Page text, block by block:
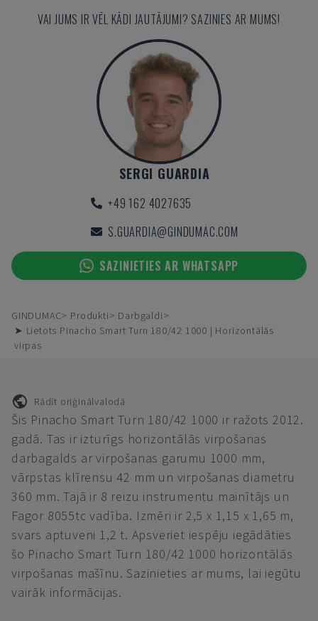
VAI JUMS IR VĒL KĀDI JAUTĀJUMI? SAZINIES AR MUMS!
SERGI GUARDIA
+49 162 4027635
S.GUARDIA@GINDUMAC.COM
SAZINIETIES AR WHATSAPP
GINDUMAC Produkti
Darbgaldi
➤ Lietots Pinacho Smart Turn 180/42 1000 | Horizontālās
virpas
Rādīt oriģinālvalodā
Šis Pinacho Smart Turn 180/42 1000 ir ražots 2012.
gadā. Tas ir izturīgs horizontālās virpošanas
darbagalds ar virpošanas garumu 1000 mm,
vārpstas klīrensu 42 mm un virpošanas diametru
360 mm. Tajā ir 8 reizu instrumentu mainītājs un
Fagor 8055tc vadība. Izmēri ir 2,5 x 1,15 x 1,65 m,
svars aptuveni 1,2 t. Apsveriet iespēju iegādāties
šo Pinacho Smart Turn 180/42 1000 horizontālās
virpošanas mašīnu. Sazinieties ar mums, lai iegūtu
vairāk informācijas.